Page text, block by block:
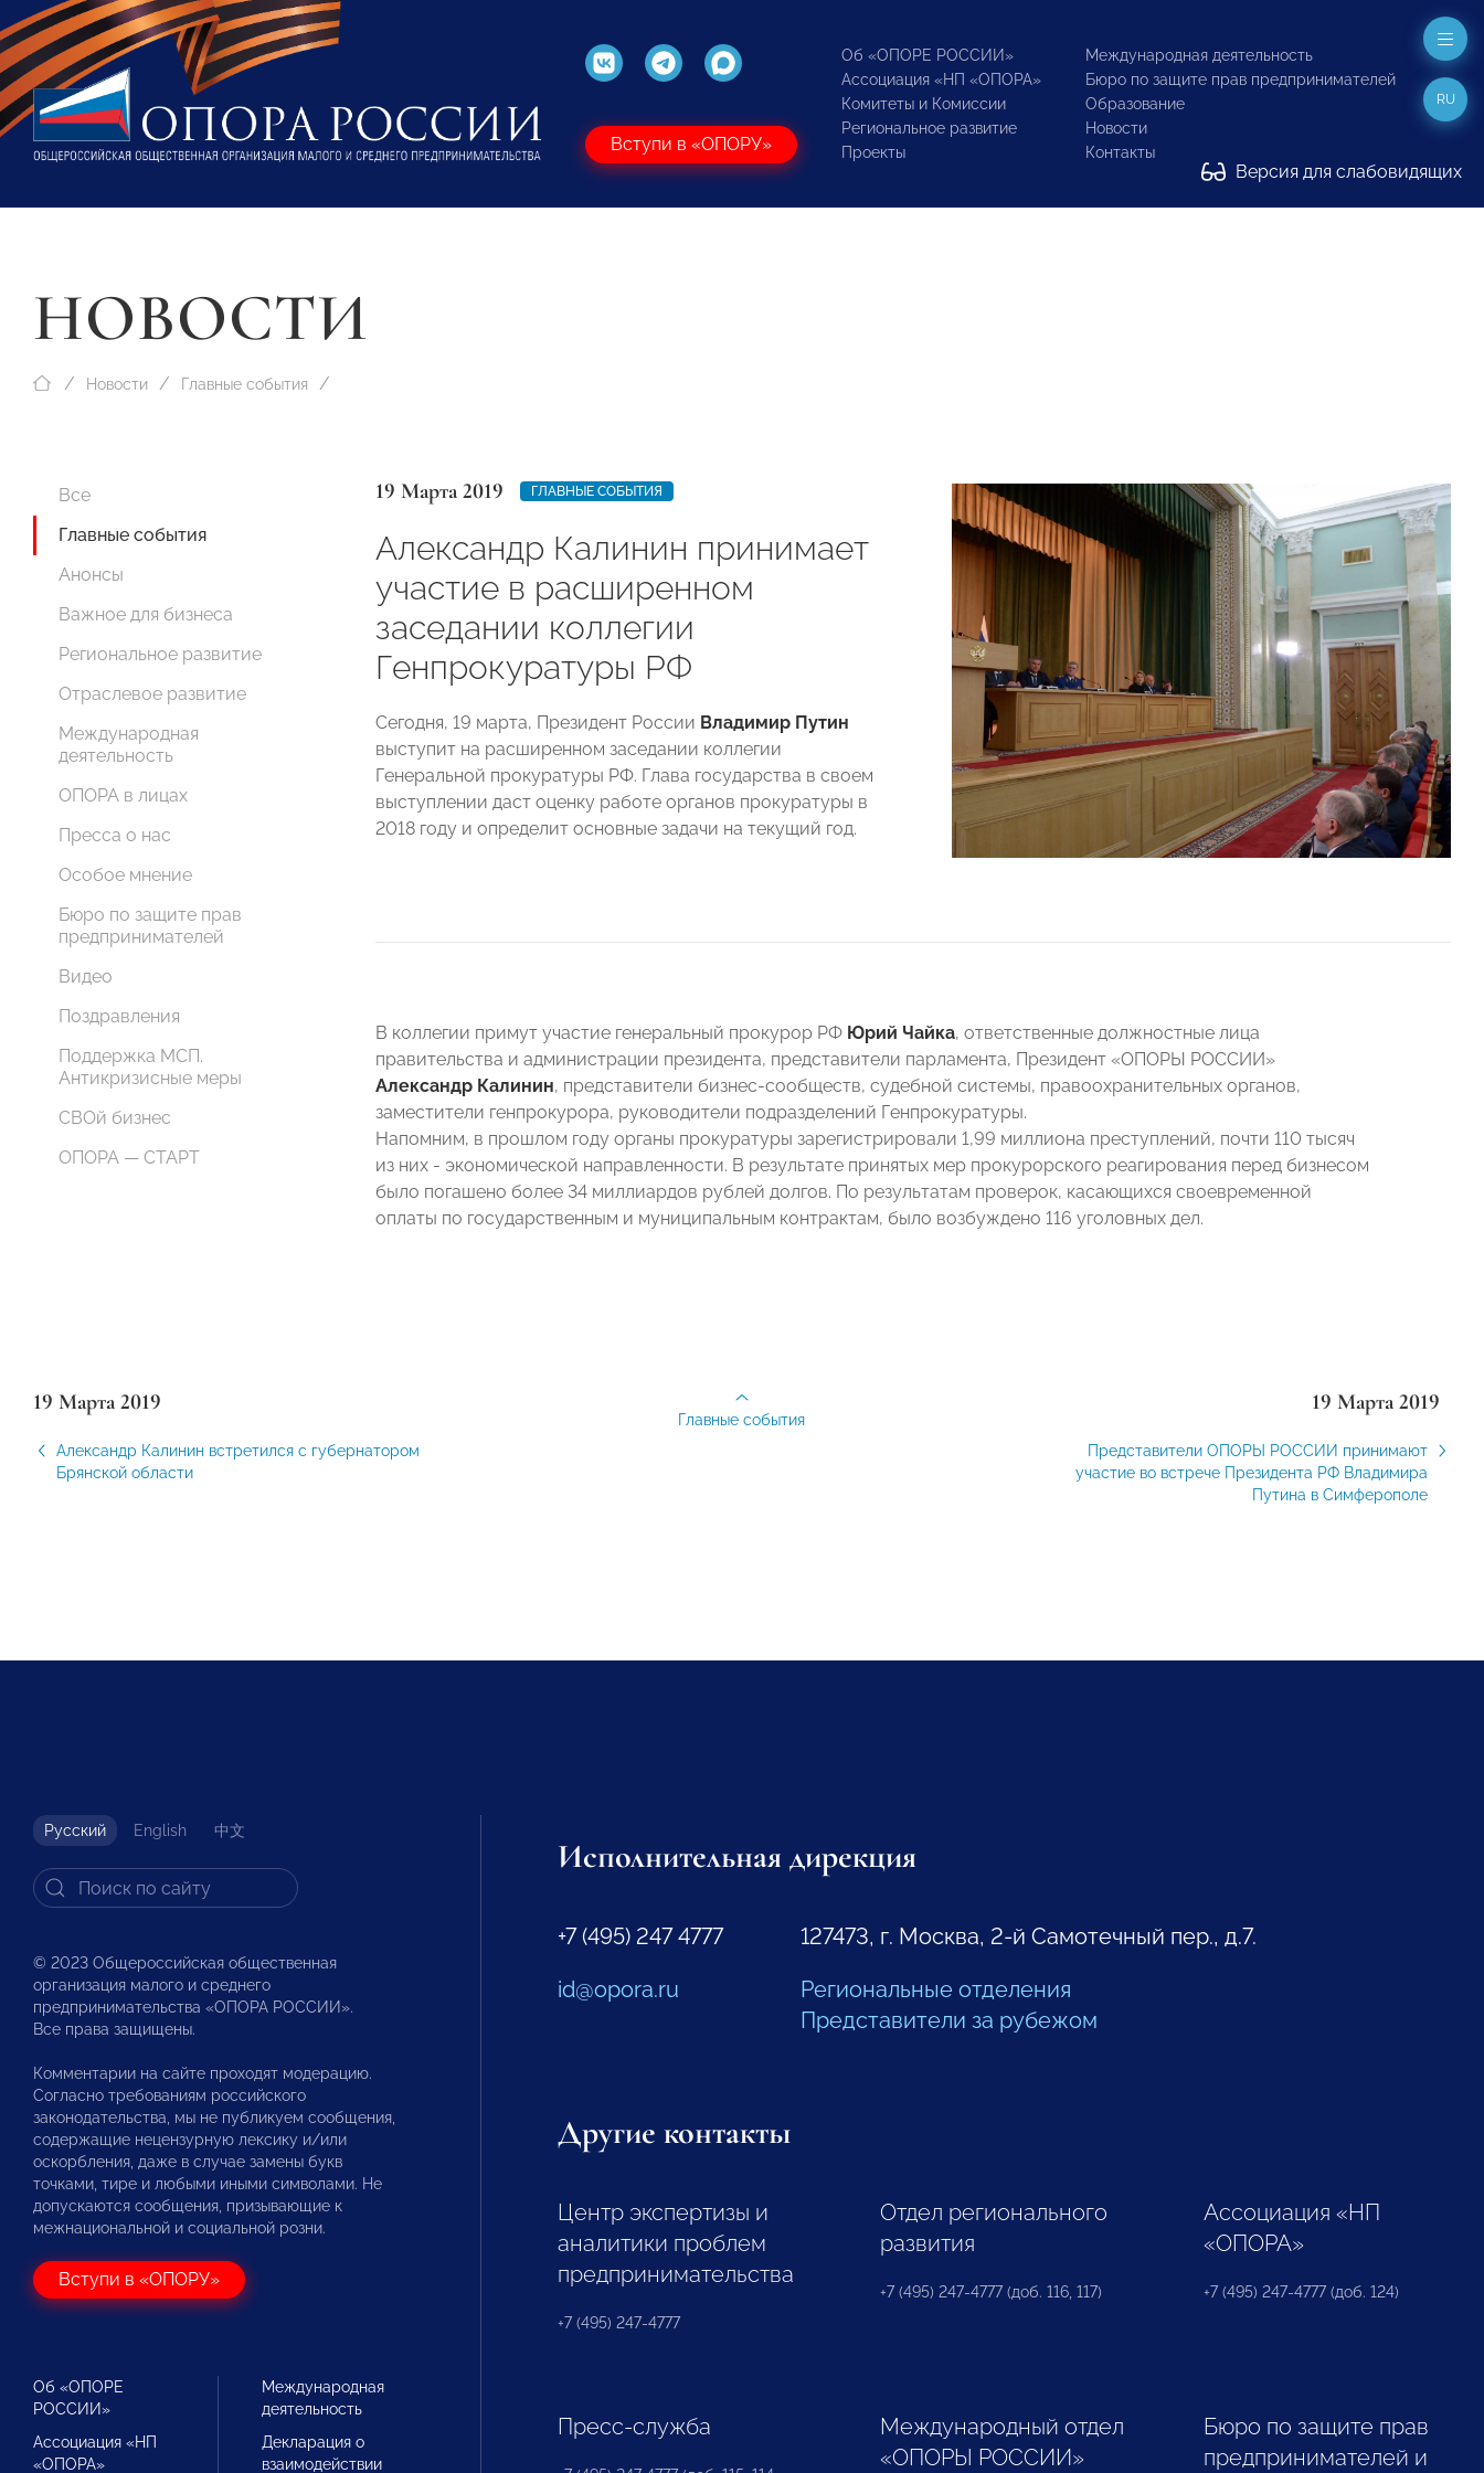
Вступи в «ОПОРУ»
Об «ОПОРЕ РОССИИ»
Ассоциация «НП «ОПОРА»
Комитеты и Комиссии
Региональное развитие
Проекты
Международная деятельность
Бюро по защите прав предпринимателей
Образование
Новости
Контакты
Версия для слабовидящих
RU
НОВОСТИ
Новости Главные события
Все
Главные события
Анонсы
Важное для бизнеса
Региональное развитие
Отраслевое развитие
Международная
деятельность
ОПОРА в лицах
Пресса о нас
Особое мнение
Бюро по защите прав
предпринимателей
Видео
Поздравления
Поддержка МСП.
Антикризисные меры
СВОй бизнес
ОПОРА — СТАРТ
19 Марта 2019 ГЛАВНЫЕ СОБЫТИЯ
Александр Калинин принимает
участие в расширенном
заседании коллегии
Генпрокуратуры РФ
Сегодня, 19 марта, Президент России Владимир Путин
выступит на расширенном заседании коллегии
Генеральной прокуратуры РФ. Глава государства в своем
выступлении даст оценку работе органов прокуратуры в
2018 году и определит основные задачи на текущий год.
В коллегии примут участие генеральный прокурор РФ Юрий Чайка, ответственные должностные лица
правительства и администрации президента, представители парламента, Президент «ОПОРЫ РОССИИ»
Александр Калинин, представители бизнес-сообществ, судебной системы, правоохранительных органов,
заместители генпрокурора, руководители подразделений Генпрокуратуры.
Напомним, в прошлом году органы прокуратуры зарегистрировали 1,99 миллиона преступлений, почти 110 тысяч
из них - экономической направленности. В результате принятых мер прокурорского реагирования перед бизнесом
было погашено более 34 миллиардов рублей долгов. По результатам проверок, касающихся своевременной
оплаты по государственным и муниципальным контрактам, было возбуждено 116 уголовных дел.
19 Марта 2019
Александр Калинин встретился с губернатором
Брянской области
19 Марта 2019
Представители ОПОРЫ РОССИИ принимают
участие во встрече Президента РФ Владимира
Путина в Симферополе
Главные события
Русский English 中文
© 2023 Общероссийская общественная
организация малого и среднего
предпринимательства «ОПОРА РОССИИ».
Все права защищены.
Комментарии на сайте проходят модерацию.
Согласно требованиям российского
законодательства, мы не публикуем сообщения,
содержащие нецензурную лексику и/или
оскорбления, даже в случае замены букв
точками, тире и любыми иными символами. Не
допускаются сообщения, призывающие к
межнациональной и социальной розни.
Вступи в «ОПОРУ»
Об «ОПОРЕ
РОССИИ»
Ассоциация «НП
«ОПОРА»
Международная
деятельность
Декларация о
взаимодействии
Исполнительная дирекция
+7 (495) 247 4777
id@opora.ru
127473, г. Москва, 2-й Самотечный пер., д.7.
Региональные отделения
Представители за рубежом
Другие контакты
Центр экспертизы и
аналитики проблем
предпринимательства
+7 (495) 247-4777
Отдел регионального
развития
+7 (495) 247-4777 (доб. 116, 117)
Ассоциация «НП
«ОПОРА»
+7 (495) 247-4777 (доб. 124)
Пресс-служба
Международный отдел
«ОПОРЫ РОССИИ»
Бюро по защите прав
предпринимателей и